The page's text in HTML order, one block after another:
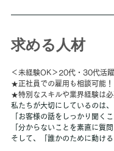
求める人材
＜未経験OK＞20代・30代活躍
★正社員での雇用も相談可能！
★特別なスキルや業界経験は必
私たちが大切にしているのは、
「お客様の話をしっかり聞くこ
「分からないことを素直に質問
そして、「誰かのために動ける